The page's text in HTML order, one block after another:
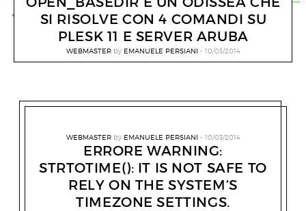
SI RISOLVE CON 4 COMANDI SU
PLESK 11 E SERVER ARUBA
WEBMASTER by EMANUELE PERSIANI 10/03/2014
WEBMASTER by EMANUELE PERSIANI 10/03/2014
ERRORE WARNING:
STRTOTIME(): IT IS NOT SAFE TO
RELY ON THE SYSTEM’S
TIMEZONE SETTINGS.